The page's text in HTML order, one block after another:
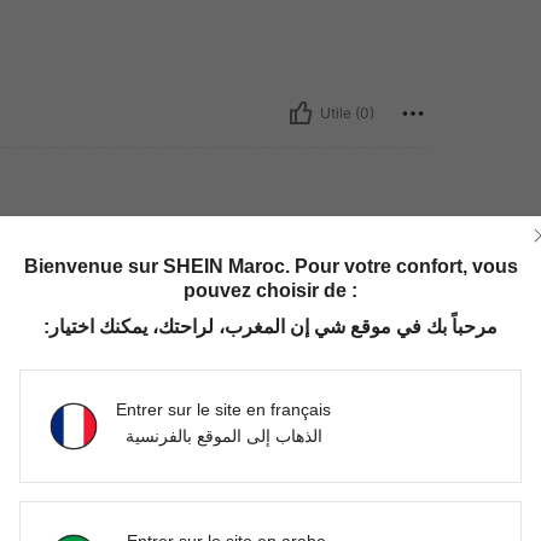
Utile (0)
Utile (0)
Bienvenue sur SHEIN Maroc. Pour votre confort, vous
pouvez choisir de :
مرحباً بك في موقع شي إن المغرب، لراحتك، يمكنك اختيار:
Entrer sur le site en français
الذهاب إلى الموقع بالفرنسية